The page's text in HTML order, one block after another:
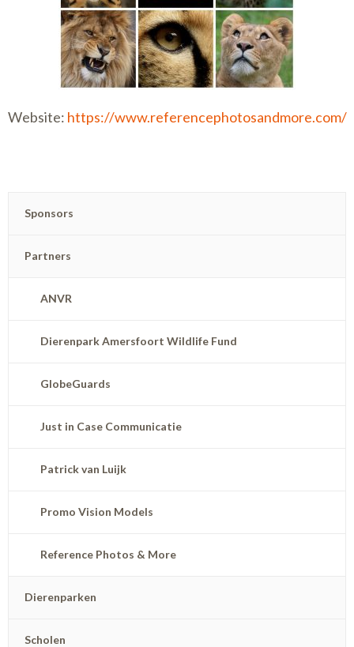
Website: https://www.referencephotosandmore.com/
Sponsors
Partners
ANVR
Dierenpark Amersfoort Wildlife Fund
GlobeGuards
Just in Case Communicatie
Patrick van Luijk
Promo Vision Models
Reference Photos & More
Dierenparken
Scholen